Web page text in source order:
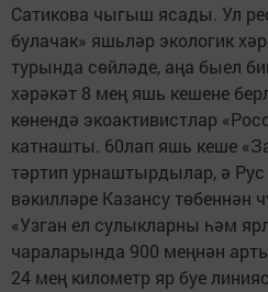
Сатикова чыгыш ясады. Ул
булачак» яшьләр экологик
турында сөйләде, аңа быел
хәрәкәт 8 мең яшь кешене
көнендә экоактивистлар
катнашты. 60лап яшь кеше
тәртип урнаштырдылар, ә
вәкилләре Казансу төбеннән
«Узган ел сулыкларны һәм
чараларында 900 меңнән
24 мең километр яр буе